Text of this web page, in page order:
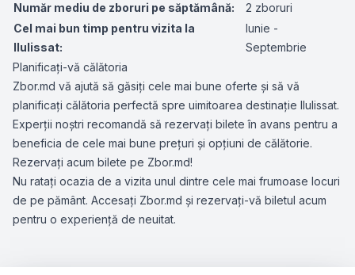
Număr mediu de zboruri pe săptămână:
2 zboruri
Cel mai bun timp pentru vizita la
Ilulissat:
Iunie -
Septembrie
Planificați-vă călătoria
Zbor.md vă ajută să găsiți cele mai bune oferte și să vă
planificați călătoria perfectă spre uimitoarea destinație Ilulissat.
Experții noștri recomandă să rezervați bilete în avans pentru a
beneficia de cele mai bune prețuri și opțiuni de călătorie.
Rezervați acum bilete pe Zbor.md!
Nu ratați ocazia de a vizita unul dintre cele mai frumoase locuri
de pe pământ. Accesați Zbor.md și rezervați-vă biletul acum
pentru o experiență de neuitat.